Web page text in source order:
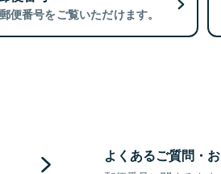
便番号をご覧いただけます。
よくあるご質問・